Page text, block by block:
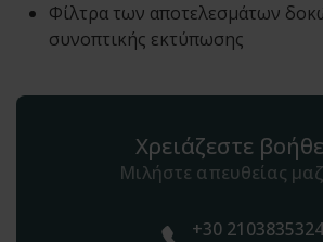
Φίλτρα των αποτελεσμάτων
συνοπτικής εκτύπωσης
Χρειάζεστε
Μιλήστε απευθείας
+30 2103835324